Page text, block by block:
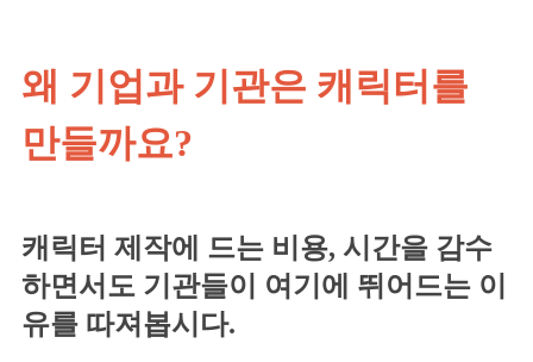
왜 기업과 기관은 캐릭터를
만들까요?
캐릭터 제작에 드는 비용, 시간을 감수
하면서도 기관들이 여기에 뛰어드는 이
유를 따져봅시다.